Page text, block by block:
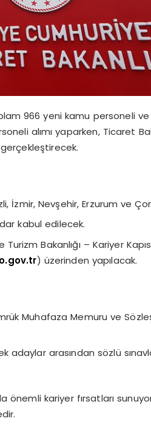
966 yeni kamu personeli
alımı yaparken, Ticaret
İzmir, Nevşehir, Erzurum ve
kabul edilecek.
Bakanlığı – Kariyer
) üzerinden yapılacak.
Muhafaza Memuru ve
adaylar arasından sözlü
önemli kariyer fırsatları